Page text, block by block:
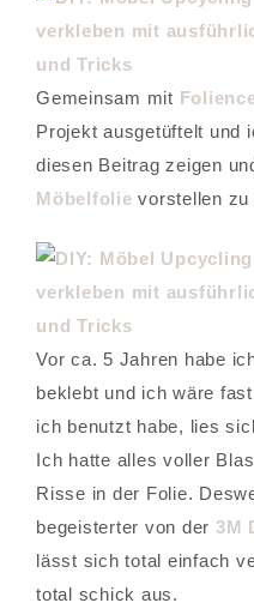
Gemeinsam mit
Projekt ausgetüftelt und
diesen Beitrag zeigen
Möbelfolie vorstellen zu
Vor ca. 5 Jahren habe
beklebt und ich wäre
ich benutzt habe, lies
Ich hatte alles voller
Risse in der Folie.
begeisterter von der 3M
lässt sich total einfach
total schick aus.